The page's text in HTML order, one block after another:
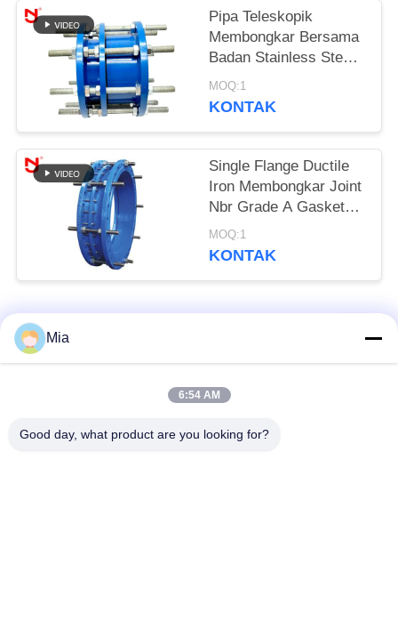
Pipa Teleskopik
Membongkar Bersama
Badan Stainless Steel
Besi Cor Ekspansi
Lapisan Dacromet
MOQ:1
KONTAK
Single Flange Ductile
Iron Membongkar Joint
Nbr Grade A Gasket
Bitumen Painting
MOQ:1
KONTAK
Bad Request
Sambungan Ekspansi
Mia
6:54 AM
Good day, what product are you looking for?